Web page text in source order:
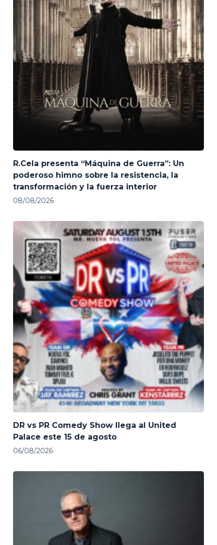
R.Cela presenta “Máquina de Guerra”: Un
poderoso himno sobre la resistencia, la
transformación y la fuerza interior
08/08/2026
DR vs PR Comedy Show llega al United
Palace este 15 de agosto
06/08/2026